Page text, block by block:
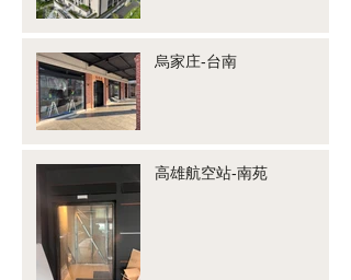
烏家庄-台南
高雄航空站-南苑